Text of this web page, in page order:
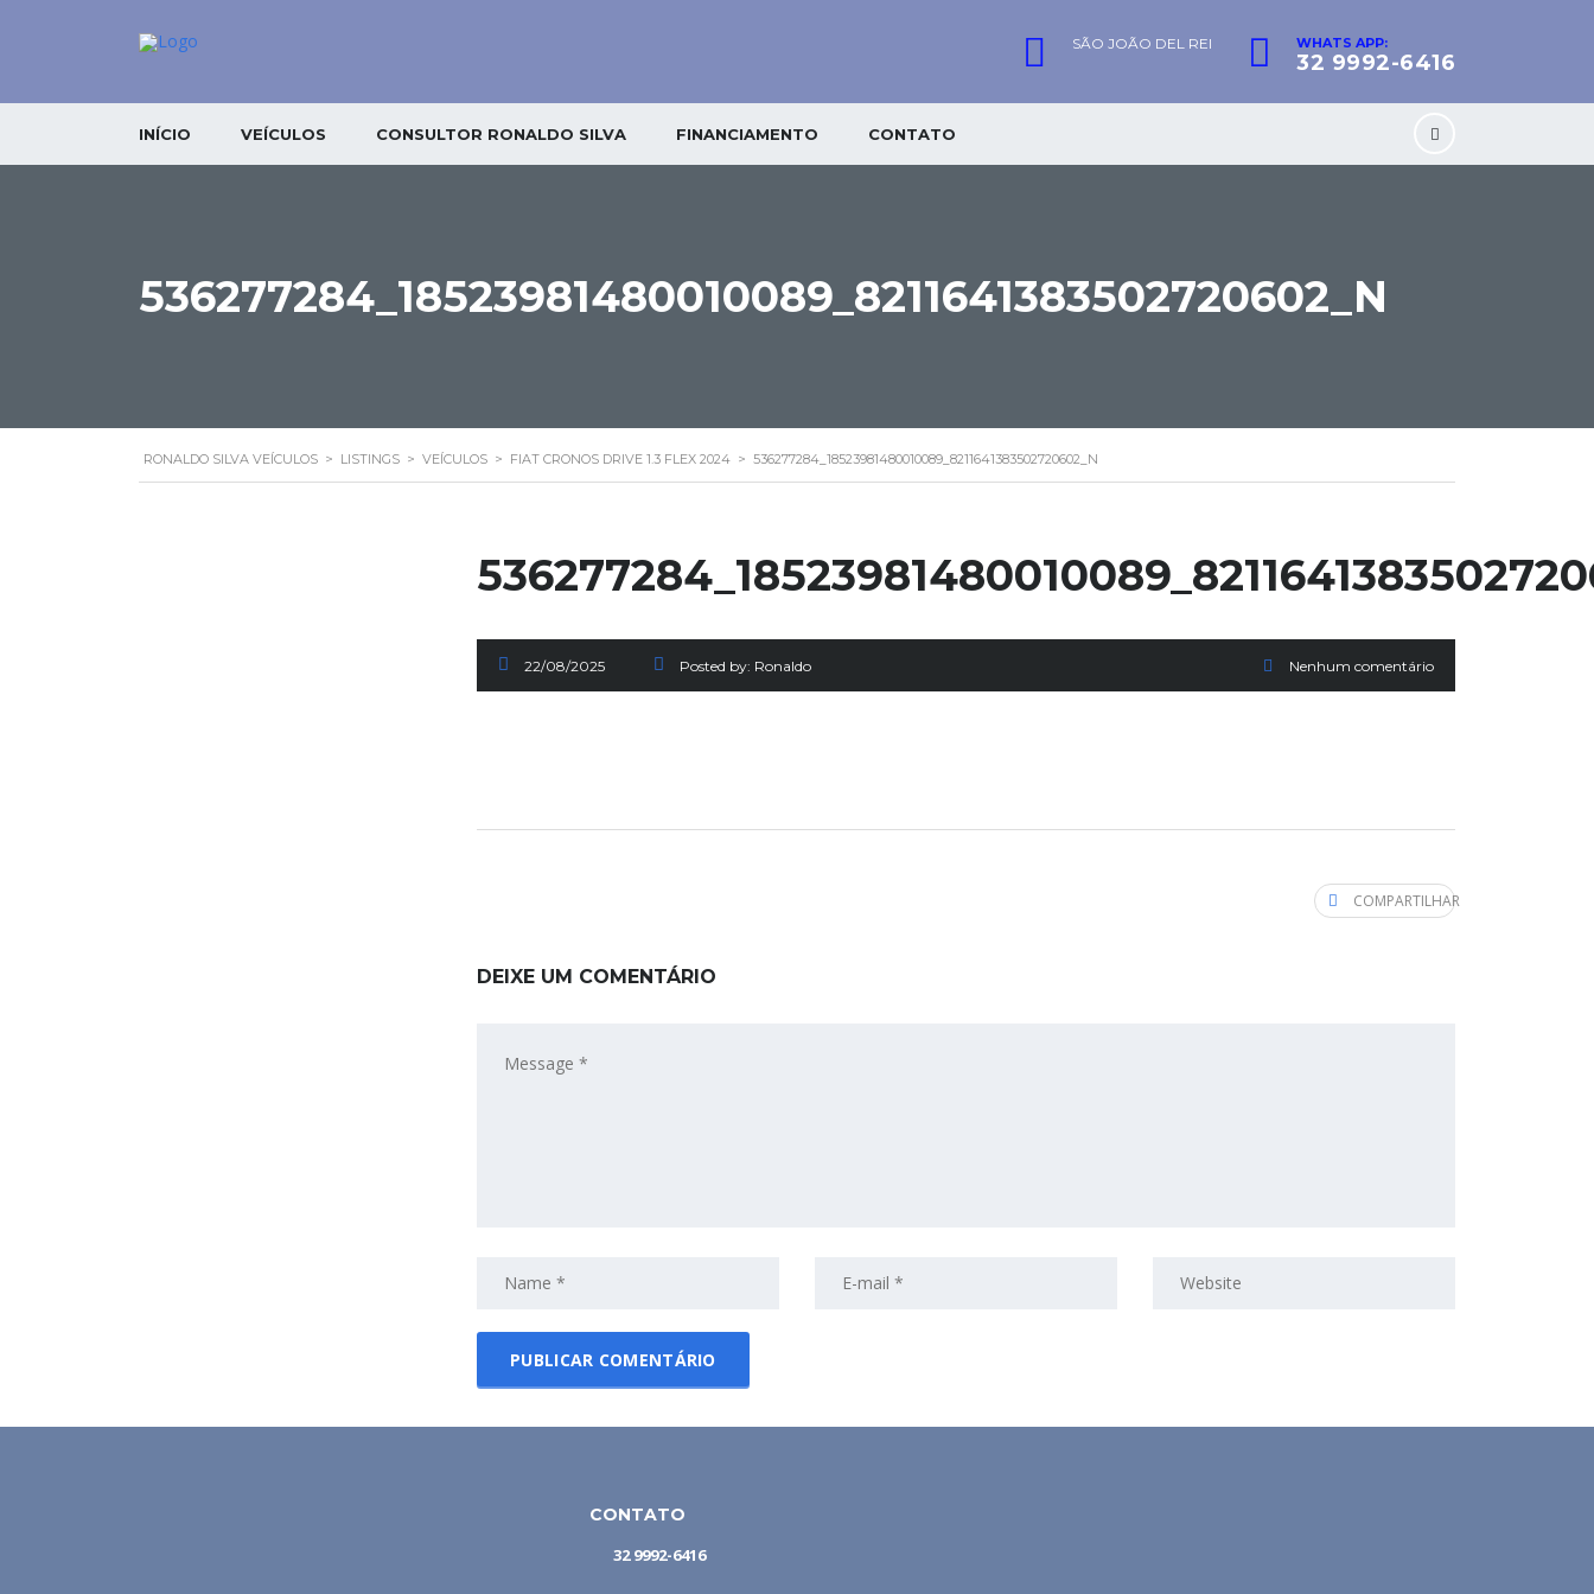
WHATS APP:
32 9992-6416
SÃO JOÃO DEL REI
INÍCIO VEÍCULOS CONSULTOR RONALDO SILVA FINANCIAMENTO CONTATO
536277284_18523981480010089_8211641383502720602_N
RONALDO SILVA VEÍCULOS > LISTINGS > VEÍCULOS > FIAT CRONOS DRIVE 1.3 FLEX 2024 > 536277284_18523981480010089_8211641383502720602_N
22/08/2025 Posted by: Ronaldo Nenhum comentário
COMPARTILHAR
DEIXE UM COMENTÁRIO
CONTATO
32 9992-6416